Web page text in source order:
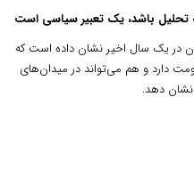
تحلیل باشد، یک تعبیر سیاسی است
یک سال اخیر نشان داده است که
دارد و هم می‌تواند در میدان‌های
نشان دهد.